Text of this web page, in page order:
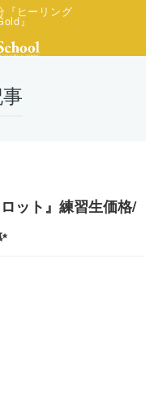
『ヒーリング
』
ット』練習生価格/